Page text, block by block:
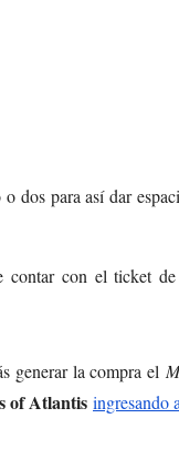
dos para así dar
contar con el ticket
generar la compra el
of Atlantis ingresando